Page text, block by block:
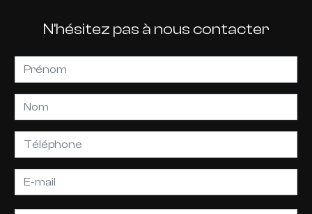
N'hésitez pas à nous contacter